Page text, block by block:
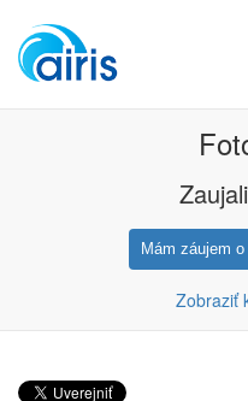
Mám záujem
Zobraziť